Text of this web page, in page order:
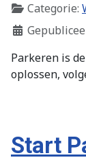
Categorie:
Parkeren is
oplossen,
Start